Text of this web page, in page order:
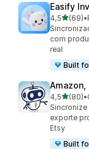
Easify
4,5de 5(69)
69 •
com
real
Built
4,5de 5(80)
80 •
exporte
Etsy
Built